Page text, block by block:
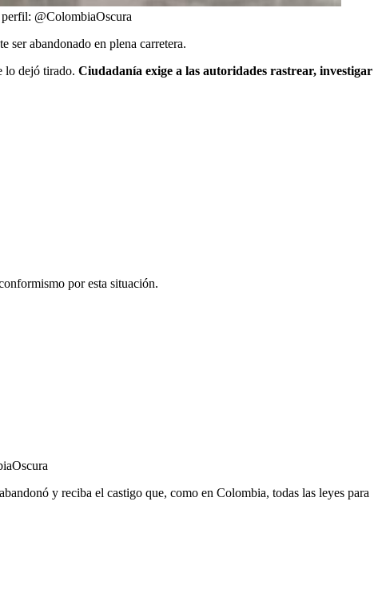
@ColombiaOscura
ser abandonado en plena carretera.
lo dejó tirado. Ciudadanía exige a las autoridades rastrear, investigar
por esta situación.
y reciba el castigo que, como en Colombia, todas las leyes para